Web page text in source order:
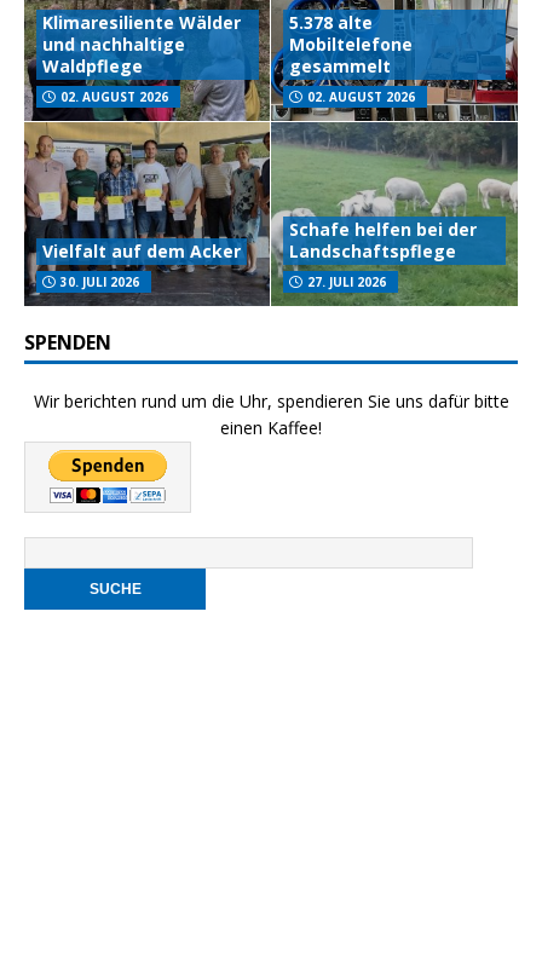
Klimaresiliente Wälder
und nachhaltige
Waldpflege
02. AUGUST 2026
5.378 alte
Mobiltelefone
gesammelt
02. AUGUST 2026
Vielfalt auf dem Acker
30. JULI 2026
Schafe helfen bei der
Landschaftspflege
27. JULI 2026
SPENDEN
Wir berichten rund um die Uhr, spendieren Sie uns dafür bitte
einen Kaffee!